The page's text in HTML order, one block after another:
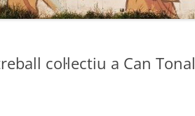
col·lectiu a Can Tonal